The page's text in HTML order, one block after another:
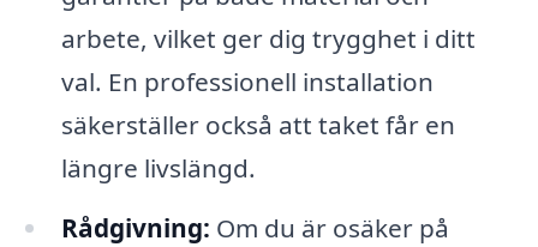
arbete, vilket ger dig trygghet i ditt
val. En professionell installation
säkerställer också att taket får en
längre livslängd.
Rådgivning: Om du är osäker på